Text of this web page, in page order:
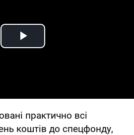
Play Video
практично всі
коштів до спецфонду,